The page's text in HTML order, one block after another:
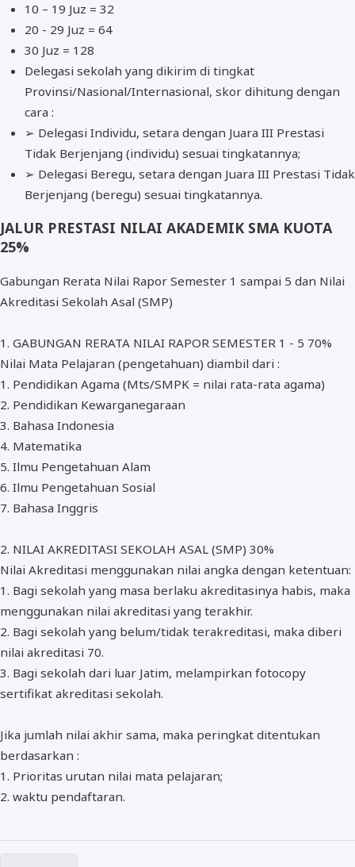
10 – 19 Juz = 32
20 - 29 Juz = 64
30 Juz = 128
Delegasi sekolah yang dikirim di tingkat
Provinsi/Nasional/Internasional, skor dihitung dengan
cara :
➢ Delegasi Individu, setara dengan Juara III Prestasi
Tidak Berjenjang (individu) sesuai tingkatannya;
➢ Delegasi Beregu, setara dengan Juara III Prestasi Tidak
Berjenjang (beregu) sesuai tingkatannya.
JALUR PRESTASI NILAI AKADEMIK SMA KUOTA
25%
Gabungan Rerata Nilai Rapor Semester 1 sampai 5 dan Nilai
Akreditasi Sekolah Asal (SMP)
1. GABUNGAN RERATA NILAI RAPOR SEMESTER 1 - 5 70%
Nilai Mata Pelajaran (pengetahuan) diambil dari :
1. Pendidikan Agama (Mts/SMPK = nilai rata-rata agama)
2. Pendidikan Kewarganegaraan
3. Bahasa Indonesia
4. Matematika
5. Ilmu Pengetahuan Alam
6. Ilmu Pengetahuan Sosial
7. Bahasa Inggris
2. NILAI AKREDITASI SEKOLAH ASAL (SMP) 30%
Nilai Akreditasi menggunakan nilai angka dengan ketentuan:
1. Bagi sekolah yang masa berlaku akreditasinya habis, maka
menggunakan nilai akreditasi yang terakhir.
2. Bagi sekolah yang belum/tidak terakreditasi, maka diberi
nilai akreditasi 70.
3. Bagi sekolah dari luar Jatim, melampirkan fotocopy
sertifikat akreditasi sekolah.
Jika jumlah nilai akhir sama, maka peringkat ditentukan
berdasarkan :
1. Prioritas urutan nilai mata pelajaran;
2. waktu pendaftaran.